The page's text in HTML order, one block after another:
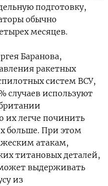
подготовку,
обычно
месяцев.
Баранова,
ракетных
систем ВСУ,
случаев используют
их легче починить
больше. При этом
атакам,
титановых деталей,
выдерживать
из